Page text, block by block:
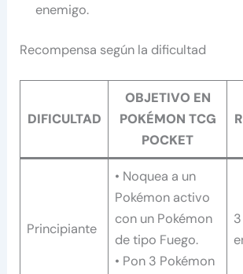
enemigo.
Recompensa según la dificultad
DIFICULTAD
OBJETIVO EN
POKÉMON TCG
POCKET
Principiante
• Noquea a un
Pokémon activo
con un Pokémon
de tipo Fuego.
• Pon 3 Pokémon